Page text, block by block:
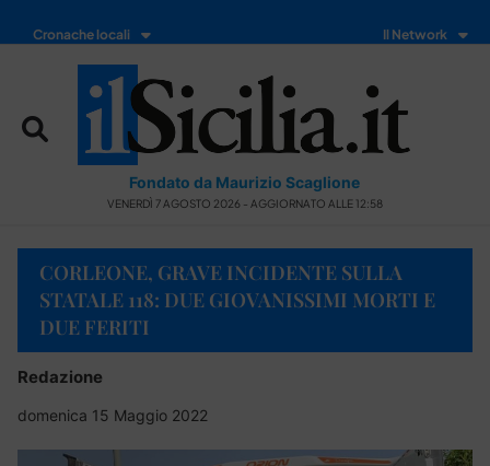
Cronache locali Il Network
Fondato da Maurizio Scaglione
VENERDÌ 7 AGOSTO 2026 - AGGIORNATO ALLE 12:58
CORLEONE, GRAVE INCIDENTE SULLA
STATALE 118: DUE GIOVANISSIMI MORTI E
DUE FERITI
Redazione
domenica 15 Maggio 2022